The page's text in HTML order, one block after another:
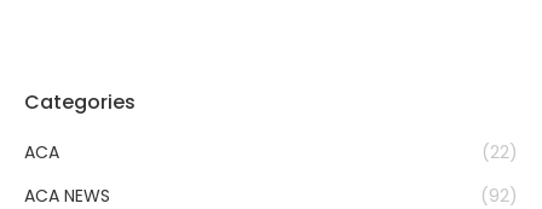
Categories
ACA
(22)
ACA NEWS
(92)